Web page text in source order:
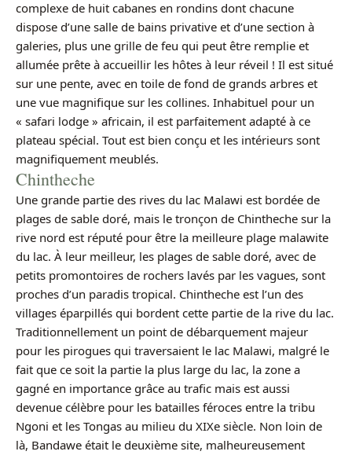
complexe de huit cabanes en rondins dont chacune
dispose d’une salle de bains privative et d’une section à
galeries, plus une grille de feu qui peut être remplie et
allumée prête à accueillir les hôtes à leur réveil ! Il est situé
sur une pente, avec en toile de fond de grands arbres et
une vue magnifique sur les collines. Inhabituel pour un
« safari lodge » africain, il est parfaitement adapté à ce
plateau spécial. Tout est bien conçu et les intérieurs sont
magnifiquement meublés.
Chintheche
Une grande partie des rives du lac Malawi est bordée de
plages de sable doré, mais le tronçon de Chintheche sur la
rive nord est réputé pour être la meilleure plage malawite
du lac. À leur meilleur, les plages de sable doré, avec de
petits promontoires de rochers lavés par les vagues, sont
proches d’un paradis tropical. Chintheche est l’un des
villages éparpillés qui bordent cette partie de la rive du lac.
Traditionnellement un point de débarquement majeur
pour les pirogues qui traversaient le lac Malawi, malgré le
fait que ce soit la partie la plus large du lac, la zone a
gagné en importance grâce au trafic mais est aussi
devenue célèbre pour les batailles féroces entre la tribu
Ngoni et les Tongas au milieu du XIXe siècle. Non loin de
là, Bandawe était le deuxième site, malheureusement